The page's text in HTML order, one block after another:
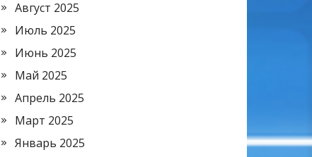
Август 2025
Июль 2025
Июнь 2025
Май 2025
Апрель 2025
Март 2025
Январь 2025